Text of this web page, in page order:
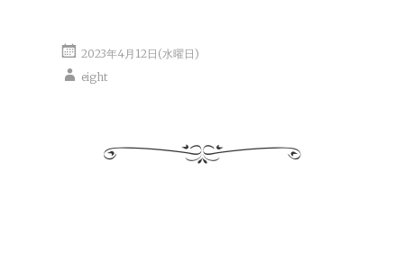
2023年4月12日(水曜日)
eight